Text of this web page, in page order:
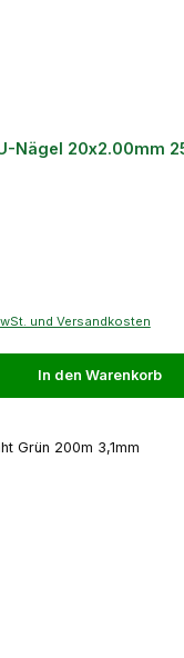
Nägel 20x2.00mm
und Versandkosten
In den Warenkorb